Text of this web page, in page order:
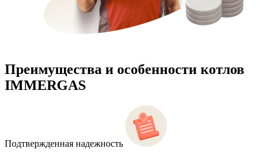
Преимущества и особенности котлов
IMMERGAS
Подтвержденная надежность